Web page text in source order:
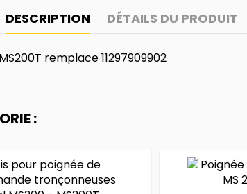
DESCRIPTION DÉTAILS DU PRODUIT
remplace 11297909902
: